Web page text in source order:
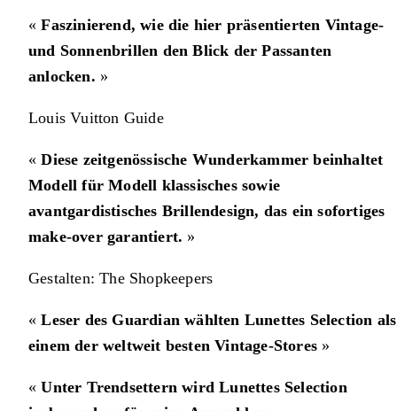
«Faszinierend, wie die hier präsentierten Vintage-
und Sonnenbrillen den Blick der Passanten
anlocken. »
Louis Vuitton Guide
«Diese zeitgenössische Wunderkammer beinhaltet
Modell für Modell klassisches sowie
avantgardistisches Brillendesign, das ein sofortiges
make-over garantiert. »
Gestalten: The Shopkeepers
«Leser des Guardian wählten Lunettes Selection als
einem der weltweit besten Vintage-Stores »
«Unter Trendsettern wird Lunettes Selection